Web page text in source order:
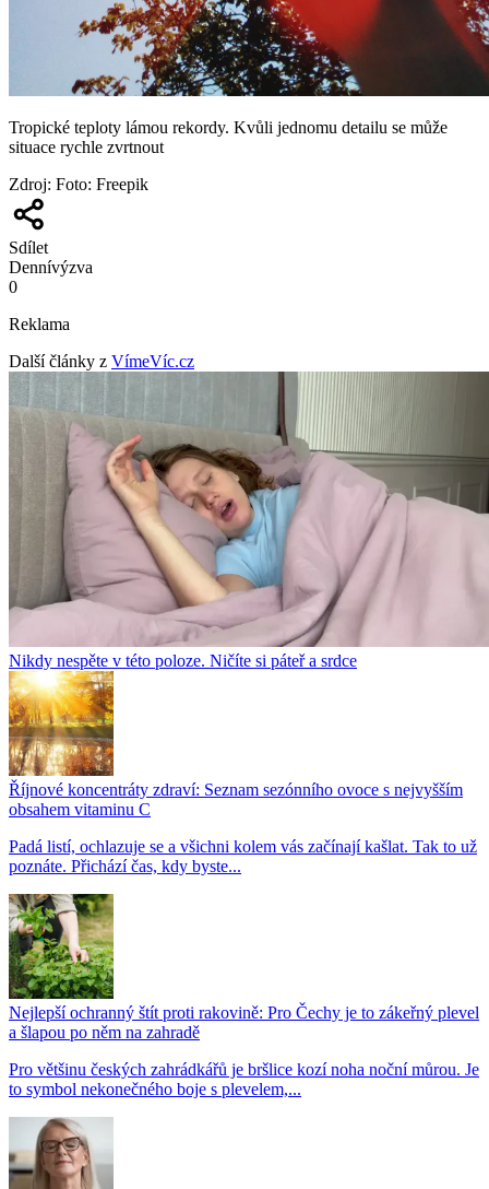
Tropické teploty lámou rekordy. Kvůli jednomu detailu se může
situace rychle zvrtnout
Zdroj: Foto: Freepik
Sdílet
Dennívýzva
0
Reklama
Další články z VímeVíc.cz
Nikdy nespěte v této poloze. Ničíte si páteř a srdce
Říjnové koncentráty zdraví: Seznam sezónního ovoce s nejvyšším
obsahem vitaminu C
Padá listí, ochlazuje se a všichni kolem vás začínají kašlat. Tak to už
poznáte. Přichází čas, kdy byste...
Nejlepší ochranný štít proti rakovině: Pro Čechy je to zákeřný plevel
a šlapou po něm na zahradě
Pro většinu českých zahrádkářů je bršlice kozí noha noční můrou. Je
to symbol nekonečného boje s plevelem,...